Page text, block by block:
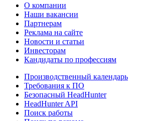
О компании
Наши вакансии
Партнерам
Реклама на сайте
Новости и статьи
Инвесторам
Кандидаты по профессиям
Производственный календарь
Требования к ПО
Безопасный HeadHunter
HeadHunter API
Поиск работы